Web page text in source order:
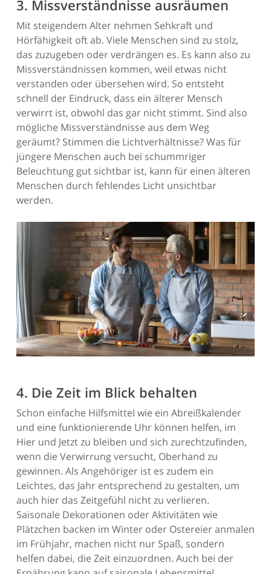
3. Missverständnisse ausräumen
Mit steigendem Alter nehmen Sehkraft und
Hörfähigkeit oft ab. Viele Menschen sind zu stolz,
das zuzugeben oder verdrängen es. Es kann also zu
Missverständnissen kommen, weil etwas nicht
verstanden oder übersehen wird. So entsteht
schnell der Eindruck, dass ein älterer Mensch
verwirrt ist, obwohl das gar nicht stimmt. Sind also
mögliche Missverständnisse aus dem Weg
geräumt? Stimmen die Lichtverhältnisse? Was für
jüngere Menschen auch bei schummriger
Beleuchtung gut sichtbar ist, kann für einen älteren
Menschen durch fehlendes Licht unsichtbar
werden.
4. Die Zeit im Blick behalten
Schon einfache Hilfsmittel wie ein Abreißkalender
und eine funktionierende Uhr können helfen, im
Hier und Jetzt zu bleiben und sich zurechtzufinden,
wenn die Verwirrung versucht, Oberhand zu
gewinnen. Als Angehöriger ist es zudem ein
Leichtes, das Jahr entsprechend zu gestalten, um
auch hier das Zeitgefühl nicht zu verlieren.
Saisonale Dekorationen oder Aktivitäten wie
Plätzchen backen im Winter oder Ostereier anmalen
im Frühjahr, machen nicht nur Spaß, sondern
helfen dabei, die Zeit einzuordnen. Auch bei der